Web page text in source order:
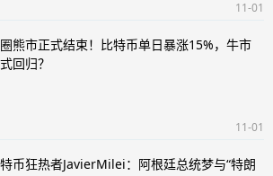
11-01
熊市正式结束！比特币单日暴涨15%，牛市
回归？
11-01
币狂热者JavierMilei：阿根廷总统梦与“特朗